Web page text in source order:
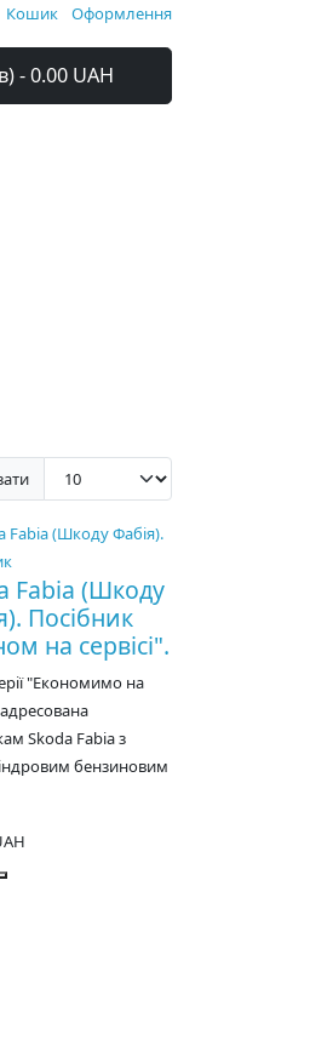
Кошик Оформлення
- 0.00 UAH
Fabia (Шкоду
Посібник
на сервісі".
"Економимо на
адресована
Skoda Fabia з
бензиновим